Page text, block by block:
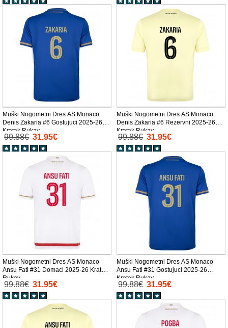
Muški Nogometni Dres AS Monaco
Denis Zakaria #6 Gostujuci 2025-26
Kratak Rukav
99.88€ 31.95€
Muški Nogometni Dres AS Monaco
Denis Zakaria #6 Rezervni 2025-26
Kratak Rukav
99.88€ 31.95€
Muški Nogometni Dres AS Monaco
Ansu Fati #31 Domaci 2025-26 Kratak
Rukav
99.88€ 31.95€
Muški Nogometni Dres AS Monaco
Ansu Fati #31 Gostujuci 2025-26
Kratak Rukav
99.88€ 31.95€